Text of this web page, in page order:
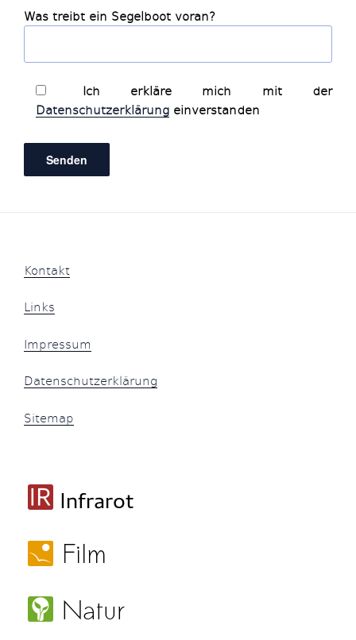
Was treibt ein Segelboot voran?
Ich erkläre mich mit der
Datenschutzerklärung einverstanden
Kontakt
Links
Impressum
Datenschutzerklärung
Sitemap